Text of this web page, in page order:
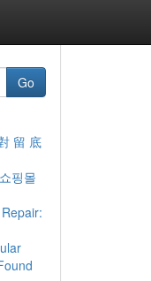
Go
留 底
핑몰